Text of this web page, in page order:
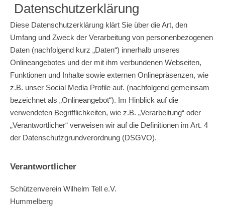
Datenschutzerklärung
Diese Datenschutzerklärung klärt Sie über die Art, den
Umfang und Zweck der Verarbeitung von personenbezogenen
Daten (nachfolgend kurz „Daten“) innerhalb unseres
Onlineangebotes und der mit ihm verbundenen Webseiten,
Funktionen und Inhalte sowie externen Onlinepräsenzen, wie
z.B. unser Social Media Profile auf. (nachfolgend gemeinsam
bezeichnet als „Onlineangebot“). Im Hinblick auf die
verwendeten Begrifflichkeiten, wie z.B. „Verarbeitung“ oder
„Verantwortlicher“ verweisen wir auf die Definitionen im Art. 4
der Datenschutzgrundverordnung (DSGVO).
Verantwortlicher
Schützenverein Wilhelm Tell e.V.
Hummelberg